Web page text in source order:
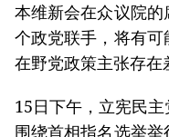
本维新会在众议院
个政党联手，将有
在野党政策主张存在
15日下午，立宪民
围绕首相指名选举